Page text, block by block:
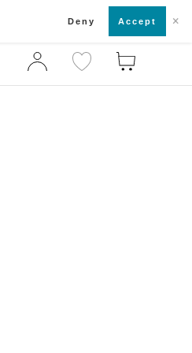
店舗一覧・来店予約
Deny Accept ×